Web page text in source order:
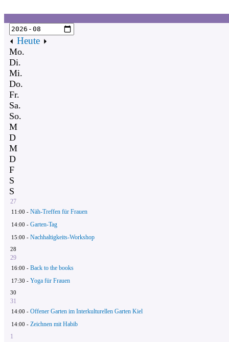
Heute
Mo.
Di.
Mi.
Do.
Fr.
Sa.
So.
M
D
M
D
F
S
S
27
11:00 - Näh-Treffen für Frauen
14:00 - Garten-Tag
15:00 - Nachhaltigkeits-Workshop
28
29
16:00 - Back to the books
17:30 - Yoga für Frauen
30
31
14:00 - Offener Garten im Interkulturellen Garten Kiel
14:00 - Zeichnen mit Habib
1